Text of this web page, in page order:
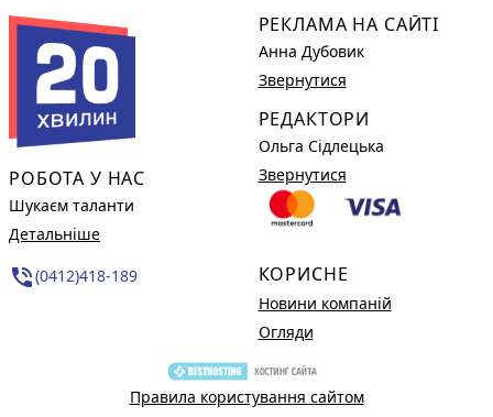
РОБОТА У НАС
Шукаєм таланти
Детальніше
phone_in_talk(0412)418-189
РЕКЛАМА НА САЙТІ
Анна Дубовик
Звернутися
РЕДАКТОРИ
Ольга Сідлецька
Звернутися
КОРИСНЕ
Новини компаній
Огляди
Правила користування сайтом